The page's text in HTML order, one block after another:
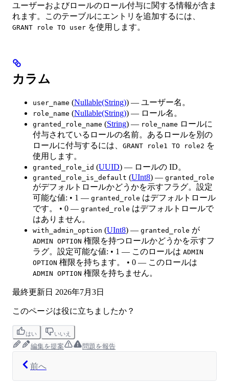
ユーザーおよびロールのロール付与に関する情報が含ま
れます。このテーブルにエントリを追加するには、
GRANT role TO user を使用します。
カラム
user_name (Nullable(String)) — ユーザー名。
role_name (Nullable(String)) — ロール名。
granted_role_name (String) — role_name ロールに
付与されているロールの名前。あるロールを別の
ロールに付与するには、 GRANT role1 TO role2 を
使用します。
granted_role_id (UUID) — ロールの ID。
granted_role_is_default (UInt8) — granted_role
がデフォルトロールかどうかを示すフラグ。設定
可能な値: • 1 — granted_role はデフォルトロール
です。 • 0 — granted_role はデフォルトロールで
はありません。
with_admin_option (UInt8) — granted_role が
ADMIN OPTION 権限を持つロールかどうかを示すフ
ラグ。設定可能な値: • 1 — このロールは ADMIN
OPTION 権限を持ちます。 • 0 — このロールは
ADMIN OPTION 権限を持ちません。
最終更新日 2026年7月3日
このページは役に立ちましたか？
はい いいえ
編集を提案 問題を報告
前へ